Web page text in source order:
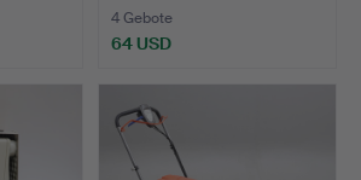
4 Gebote
64 USD